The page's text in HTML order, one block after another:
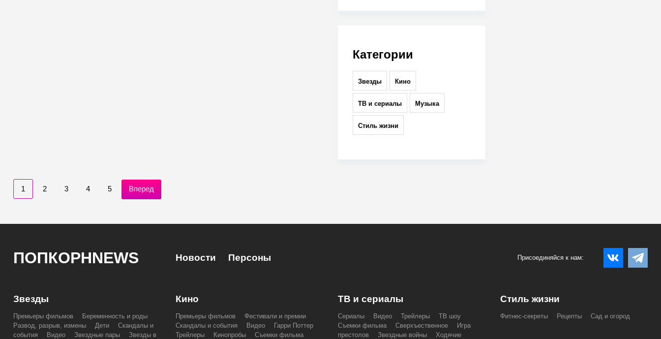
Категории
Звезды Кино
ТВ и сериалы Музыка
Стиль жизни
1 2 3 4 5 Вперед
ПОПКОРНNEWS Новости Персоны Присоединяйся к нам:
Звезды
Премьеры фильмов
Беременность и роды
Развод, разрыв, измены
Дети
Скандалы и
события
Видео Звездные пары Звезды в
Кино
Премьеры фильмов
Фестивали и премии
Скандалы и события
Видео
Гарри Поттер
Трейлеры
Кинопробы Съемки фильма
ТВ и сериалы
Сериалы Видео Трейлеры
ТВ шоу
Съемки фильма
Сверхъественное
Игра
престолов
Звездные войны Ходячие
Стиль жизни
Фитнес-секреты Рецепты Сад и огород